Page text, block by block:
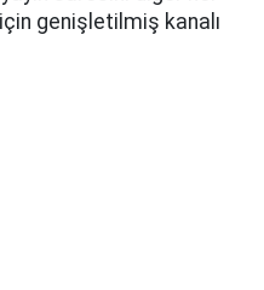
genişletilmiş kanalı